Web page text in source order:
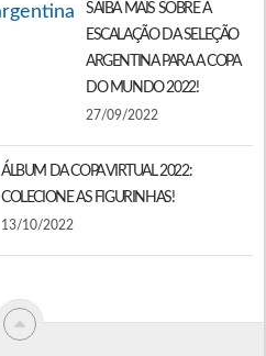
SAIBA MAIS SOBRE A
ESCALAÇÃO DA SELEÇÃO
ARGENTINA PARA A COPA
DO MUNDO 2022!
27/09/2022
ÁLBUM DA COPA VIRTUAL 2022:
COLECIONE AS FIGURINHAS!
13/10/2022